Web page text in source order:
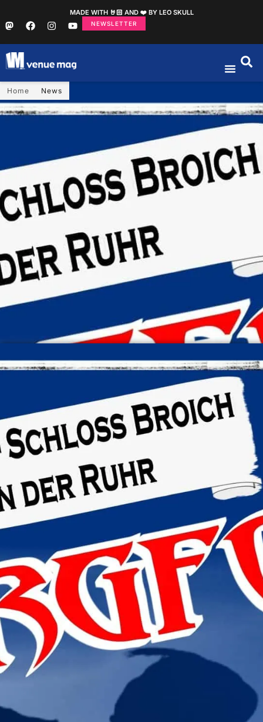
MADE WITH 🤘🏻 AND ❤️ BY LEO SKULL
NEWSLETTER
Home News